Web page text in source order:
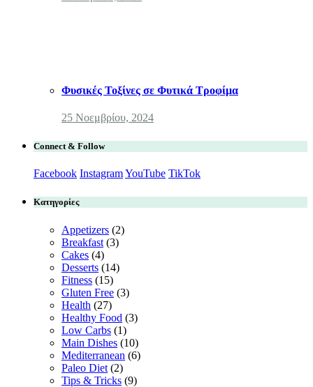
Φυσικές Τοξίνες σε Φυτικά Τροφίμα
25 Νοεμβρίου, 2024
Connect & Follow
Facebook InstagramYouTube TikTok
Κατηγορίες
Appetizers (2)
Breakfast (3)
Cakes (4)
Desserts (14)
Fitness (15)
Gluten Free (3)
Health (27)
Healthy Food (3)
Low Carbs (1)
Main Dishes (10)
Mediterranean (6)
Paleo Diet (2)
Tips & Tricks (9)